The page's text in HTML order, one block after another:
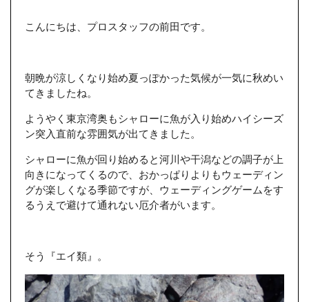
こんにちは、プロスタッフの前田です。
朝晩が涼しくなり始め夏っぽかった気候が一気に秋めい
てきましたね。
ようやく東京湾奥もシャローに魚が入り始めハイシーズ
ン突入直前な雰囲気が出てきました。
シャローに魚が回り始めると河川や干潟などの調子が上
向きになってくるので、おかっぱりよりもウェーディン
グが楽しくなる季節ですが、ウェーディングゲームをす
るうえで避けて通れない厄介者がいます。
そう『エイ類』。